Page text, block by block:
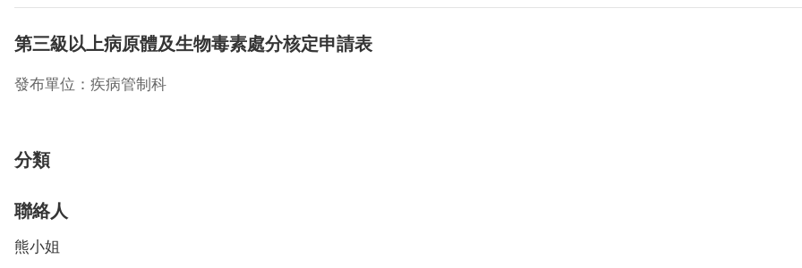
第三級以上病原體及生物毒素處分核定申請表
發布單位：疾病管制科
分類
聯絡人
熊小姐